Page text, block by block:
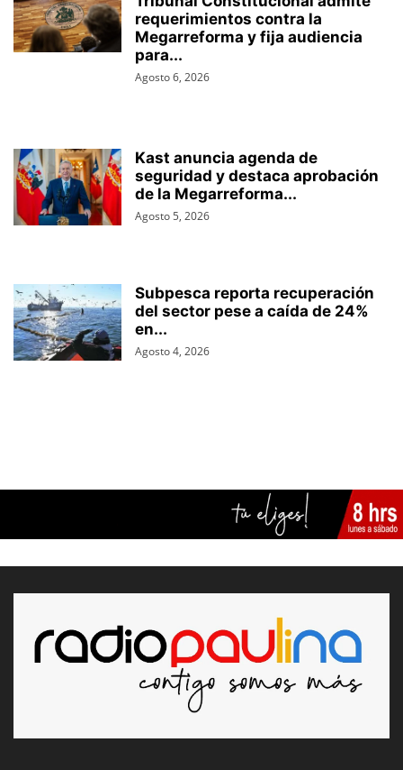
requerimientos contra la
Megarreforma y fija audiencia
para...
Agosto 6, 2026
Kast anuncia agenda de
seguridad y destaca aprobación
de la Megarreforma...
Agosto 5, 2026
Subpesca reporta recuperación
del sector pese a caída de 24%
en...
Agosto 4, 2026